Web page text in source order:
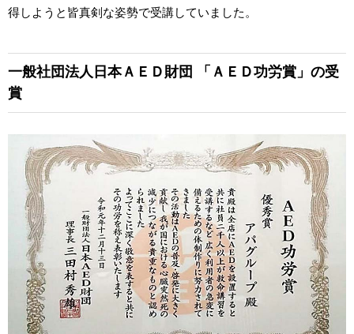
得しようと皆真剣な姿勢で受講していました。
一般社団法人日本ＡＥＤ財団
「ＡＥＤ功労賞」の受
賞